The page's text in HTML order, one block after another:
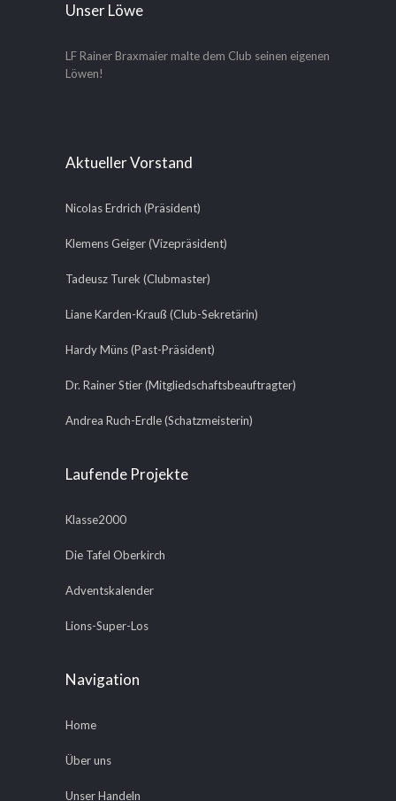
Unser Löwe
LF Rainer Braxmaier malte dem Club seinen eigenen
Löwen!
Aktueller Vorstand
Nicolas Erdrich (Präsident)
Klemens Geiger (Vizepräsident)
Tadeusz Turek (Clubmaster)
Liane Karden-Krauß (Club-Sekretärin)
Hardy Müns (Past-Präsident)
Dr. Rainer Stier (Mitgliedschaftsbeauftragter)
Andrea Ruch-Erdle (Schatzmeisterin)
Laufende Projekte
Klasse2000
Die Tafel Oberkirch
Adventskalender
Lions-Super-Los
Navigation
Home
Über uns
Unser Handeln